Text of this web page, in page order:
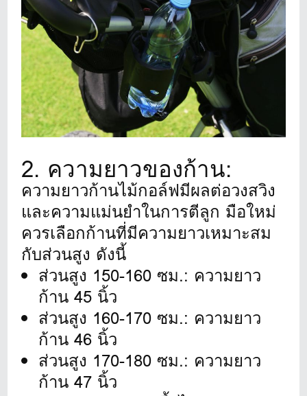
2. ความยาวของก้าน:
ความยาวก้านไม้กอล์ฟมีผลต่อวงสวิง
และความแม่นยำในการตีลูก มือใหม่
ควรเลือกก้านที่มีความยาวเหมาะสม
กับส่วนสูง ดังนี้
ส่วนสูง 150-160 ซม.: ความยาว
ก้าน 45 นิ้ว
ส่วนสูง 160-170 ซม.: ความยาว
ก้าน 46 นิ้ว
ส่วนสูง 170-180 ซม.: ความยาว
ก้าน 47 นิ้ว